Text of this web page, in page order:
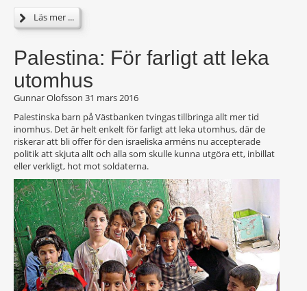
Läs mer ...
Palestina: För farligt att leka
utomhus
Gunnar Olofsson 31 mars 2016
Palestinska barn på Västbanken tvingas tillbringa allt mer tid
inomhus. Det är helt enkelt för farligt att leka utomhus, där de
riskerar att bli offer för den israeliska arméns nu accepterade
politik att skjuta allt och alla som skulle kunna utgöra ett, inbillat
eller verkligt, hot mot soldaterna.